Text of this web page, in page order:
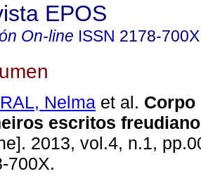
EPOS
On-line ISSN 2178-700X
Nelma et al. Corpo
escritos
2013, vol.4, n.1,
700X.